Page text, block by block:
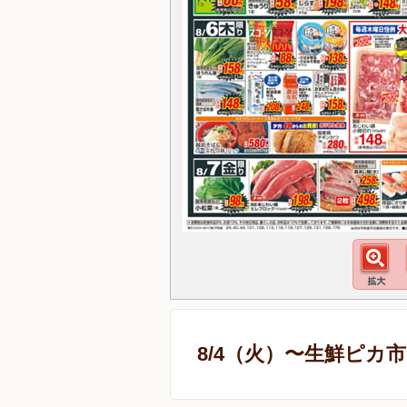
8/4（火）〜生鮮ピカ市